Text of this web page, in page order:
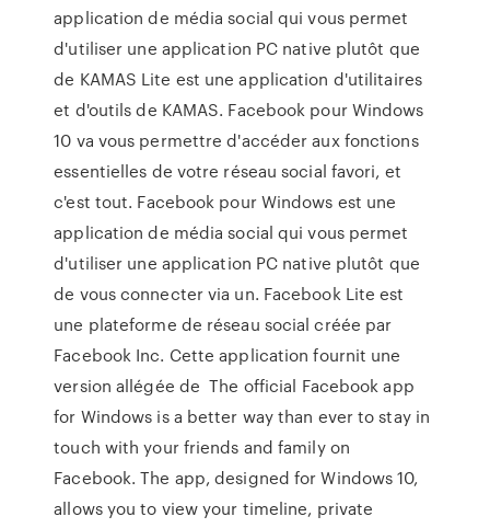
application de média social qui vous permet
d'utiliser une application PC native plutôt que
de KAMAS Lite est une application d'utilitaires
et d'outils de KAMAS. Facebook pour Windows
10 va vous permettre d'accéder aux fonctions
essentielles de votre réseau social favori, et
c'est tout. Facebook pour Windows est une
application de média social qui vous permet
d'utiliser une application PC native plutôt que
de vous connecter via un. Facebook Lite est
une plateforme de réseau social créée par
Facebook Inc. Cette application fournit une
version allégée de The official Facebook app
for Windows is a better way than ever to stay in
touch with your friends and family on
Facebook. The app, designed for Windows 10,
allows you to view your timeline, private